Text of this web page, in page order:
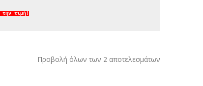
την τιμή!
Προβολή όλων των 2 αποτελεσμάτων